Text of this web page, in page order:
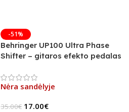
-51%
Behringer UP100 Ultra Phase
Shifter – gitaros efekto pedalas
Nėra sandėlyje
35.00€ 17.00€